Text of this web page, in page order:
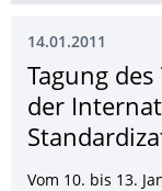
14.01.2011
Tagung
der
Vom 10. bis 13.